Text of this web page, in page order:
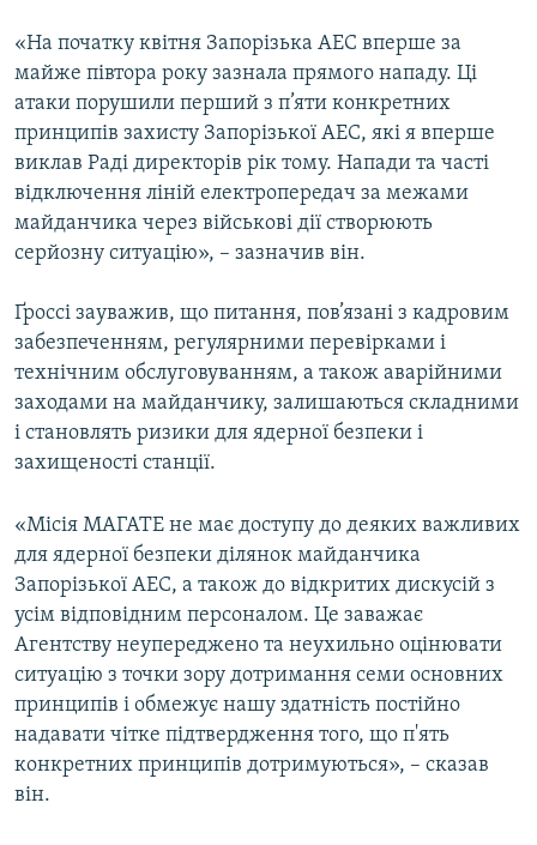
«На початку квітня Запорізька АЕС вперше за
майже півтора року зазнала прямого нападу. Ці
атаки порушили перший з п’яти конкретних
принципів захисту Запорізької АЕС, які я вперше
виклав Раді директорів рік тому. Напади та часті
відключення ліній електропередач за межами
майданчика через військові дії створюють
серйозну ситуацію», – зазначив він.
Ґроссі зауважив, що питання, пов’язані з кадровим
забезпеченням, регулярними перевірками і
технічним обслуговуванням, а також аварійними
заходами на майданчику, залишаються складними
і становлять ризики для ядерної безпеки і
захищеності станції.
«Місія МАГАТЕ не має доступу до деяких важливих
для ядерної безпеки ділянок майданчика
Запорізької АЕС, а також до відкритих дискусій з
усім відповідним персоналом. Це заважає
Агентству неупереджено та неухильно оцінювати
ситуацію з точки зору дотримання семи основних
принципів і обмежує нашу здатність постійно
надавати чітке підтвердження того, що п'ять
конкретних принципів дотримуються», – сказав
він.